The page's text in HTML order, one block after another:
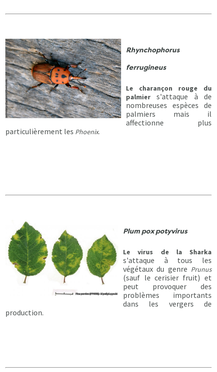
Rhynchophorus
ferrugineus
Le charançon rouge du
palmier s'attaque à de
nombreuses espèces de
palmiers mais il
affectionne plus
particulièrement les Phoenix.
Plum pox potyvirus
Le virus de la Sharka
s'attaque à tous les
végétaux du genre Prunus
(sauf le cerisier fruit) et
peut provoquer des
problèmes importants
dans les vergers de
production.